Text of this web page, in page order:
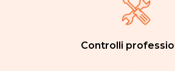
Controlli